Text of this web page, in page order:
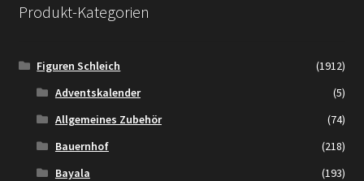
Produkt-Kategorien
Figuren Schleich
(1912)
Adventskalender
(5)
Allgemeines Zubehör
(74)
Bauernhof
(218)
Bayala
(193)